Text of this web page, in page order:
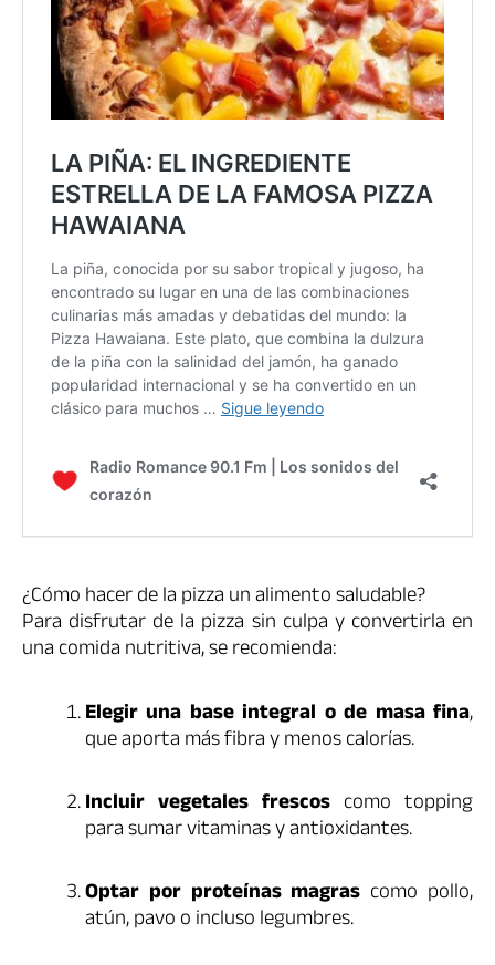
¿Cómo hacer de la pizza un alimento saludable?
Para disfrutar de la pizza sin culpa y convertirla en
una comida nutritiva, se recomienda:
Elegir una base integral o de masa fina,
que aporta más fibra y menos calorías.
Incluir vegetales frescos como topping
para sumar vitaminas y antioxidantes.
Optar por proteínas magras como pollo,
atún, pavo o incluso legumbres.